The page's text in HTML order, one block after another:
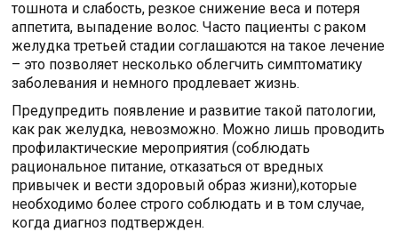
тошнота и слабость, резкое снижение веса и потеря
аппетита, выпадение волос. Часто пациенты с раком
желудка третьей стадии соглашаются на такое лечение
– это позволяет несколько облегчить симптоматику
заболевания и немного продлевает жизнь.
Предупредить появление и развитие такой патологии,
как рак желудка, невозможно. Можно лишь проводить
профилактические мероприятия (соблюдать
рациональное питание, отказаться от вредных
привычек и вести здоровый образ жизни),которые
необходимо более строго соблюдать и в том случае,
когда диагноз подтвержден.